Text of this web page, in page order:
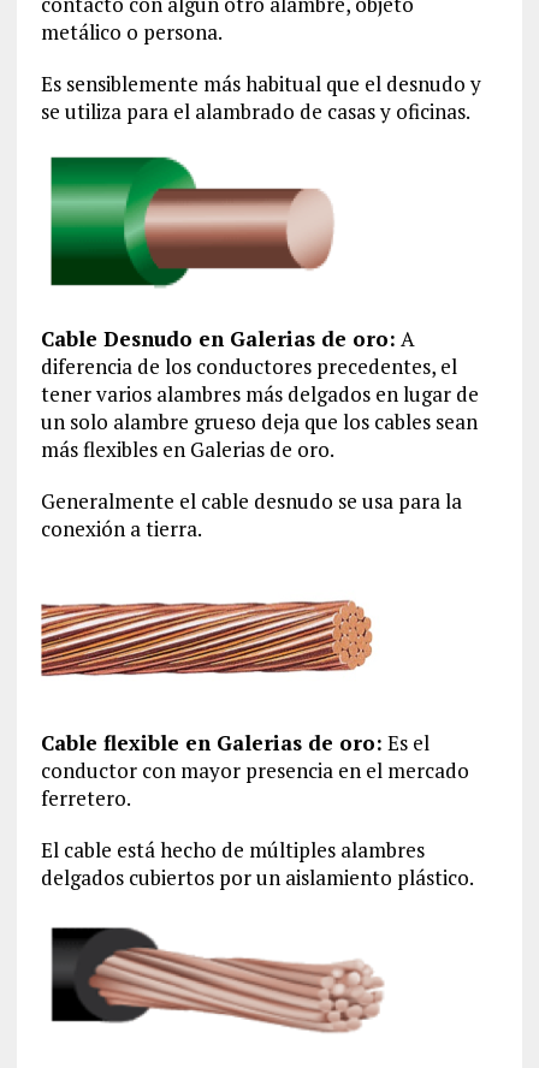
metálico o persona.
Es sensiblemente más habitual que el desnudo y
se utiliza para el alambrado de casas y oficinas.
Cable Desnudo en Galerias de oro: A
diferencia de los conductores precedentes, el
tener varios alambres más delgados en lugar de
un solo alambre grueso deja que los cables sean
más flexibles en Galerias de oro.
Generalmente el cable desnudo se usa para la
conexión a tierra.
Cable flexible en Galerias de oro: Es el
conductor con mayor presencia en el mercado
ferretero.
El cable está hecho de múltiples alambres
delgados cubiertos por un aislamiento plástico.